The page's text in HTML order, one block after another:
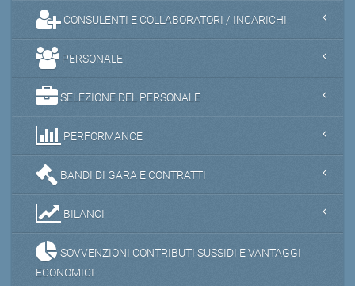
CONSULENTI E COLLABORATORI / INCARICHI
PERSONALE
SELEZIONE DEL PERSONALE
PERFORMANCE
BANDI DI GARA E CONTRATTI
BILANCI
SOVVENZIONI CONTRIBUTI SUSSIDI E VANTAGGI
ECONOMICI